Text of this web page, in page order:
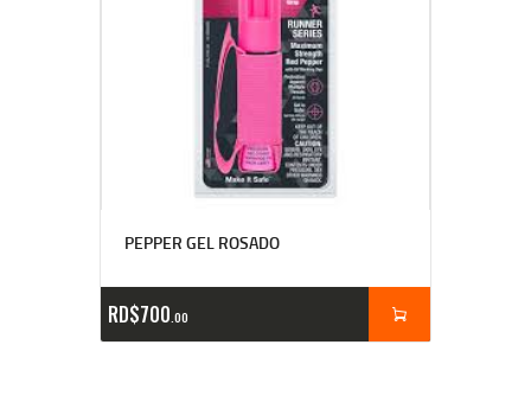
PEPPER GEL ROSADO
RD$700 00